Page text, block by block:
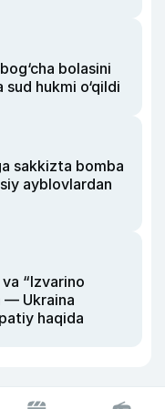
bolasini
hukmi o‘qildi
sakkizta bomba
ayblovlardan
“Izvarino
— Ukraina
haqida